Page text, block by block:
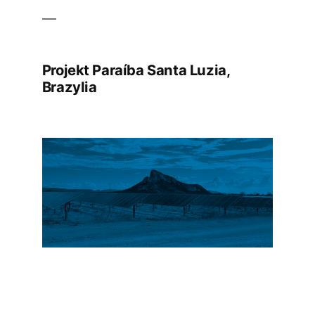
Projekt Paraíba Santa Luzia,
Brazylia